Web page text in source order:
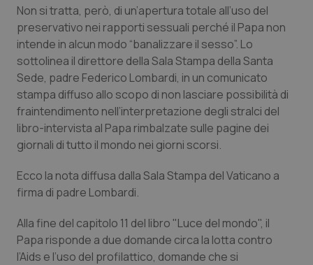
Liguria
Lombardia
Marche
Molise
Piemonte
Provincia Autonoma di Bolzano
Provincia Autonoma di Trento
Disturbi dell’umore
Dolore
Donna & Salute
Epatiti
HIV
Infezioni & Febbre
Ipertensione & Scompenso
Non si tratta, però, di un’apertura totale all’uso del
preservativo nei rapporti sessuali perché il Papa non
intende in alcun modo “banalizzare il sesso”. Lo
sottolinea il direttore della Sala Stampa della Santa
Sede, padre Federico Lombardi, in un comunicato
stampa diffuso allo scopo di non lasciare possibilità di
fraintendimento nell’interpretazione degli stralci del
libro-intervista al Papa rimbalzate sulle pagine dei
giornali di tutto il mondo nei giorni scorsi.
Ecco la nota diffusa dalla Sala Stampa del Vaticano a
firma di padre Lombardi.
Alla fine del capitolo 11 del libro "Luce del mondo", il
Papa risponde a due domande circa la lotta contro
l’Aids e l’uso del profilattico, domande che si